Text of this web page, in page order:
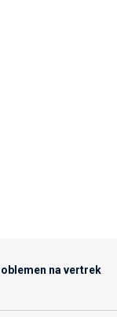
na vertrek